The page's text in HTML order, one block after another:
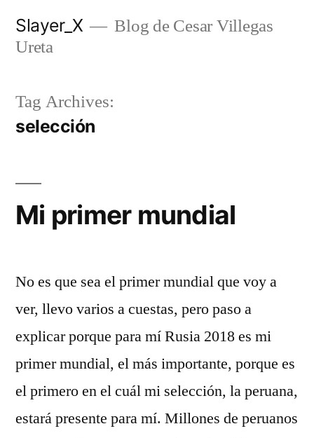
Slayer_X
Blog de Cesar Villegas
Ureta
Tag Archives:
selección
Mi primer mundial
No es que sea el primer mundial que voy a
ver, llevo varios a cuestas, pero paso a
explicar porque para mí Rusia 2018 es mi
primer mundial, el más importante, porque es
el primero en el cuál mi selección, la peruana,
estará presente para mí. Millones de peruanos